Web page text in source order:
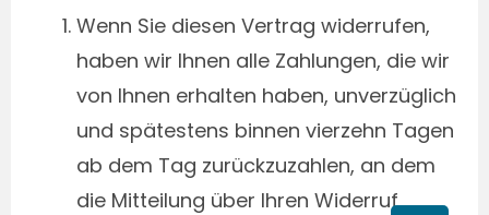
Wenn Sie diesen Vertrag widerrufen,
haben wir Ihnen alle Zahlungen, die wir
von Ihnen erhalten haben, unverzüglich
und spätestens binnen vierzehn Tagen
ab dem Tag zurückzuzahlen, an dem
die Mitteilung über Ihren Widerruf